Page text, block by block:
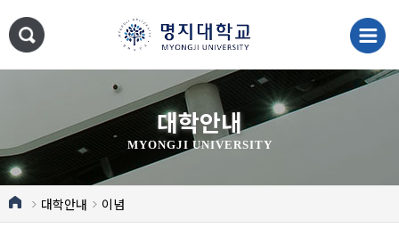
대학안내
MYONGJI UNIVERSITY
대학안내 이념